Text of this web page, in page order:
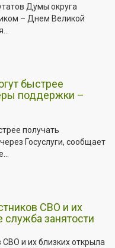
Думы округа
– Днем Великой
быстрее
поддержки –
получать
Госуслуги, сообщает
СВО и их
занятости
и их близких открыла